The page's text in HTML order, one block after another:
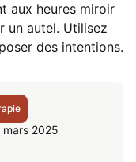
aux heures miroir
un autel. Utilisez
des intentions.
mars 2025